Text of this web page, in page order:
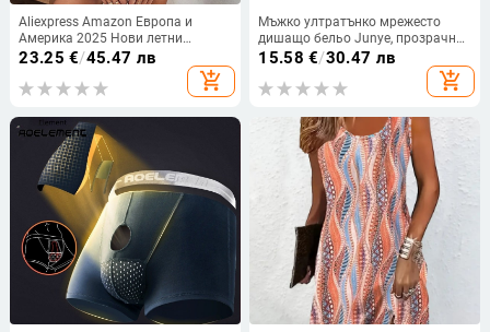
Aliexpress Amazon Европа и
Америка 2025 Нови летни
дантелени топове с V-образно
деколте, дамски, чистоцветни, без
ръкави
23.25 €/45.47 лв
add_shopping_cart
Мъжко ултратънко мрежесто
дишащо бельо Junye, прозрачни
секси боксерки тип „слонски
хобот“, разделени с пистолет
15.58 €/30.47 лв
add_shopping_cart